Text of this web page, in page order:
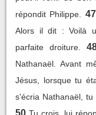
répondit Philippe.
47
Alors il dit : Voilà
parfaite droiture.
Nathanaël. Avant
Jésus, lorsque tu
s'écria Nathanaël,
50